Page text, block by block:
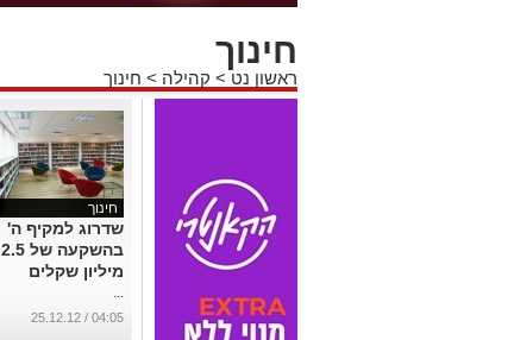
חינוך
ראשון נט > קהילה > חינוך
חינוך
שדרוג למקיף ה'
בהשקעה של 2.5
מיליון שקלים
...
04:05 / 25.12.12